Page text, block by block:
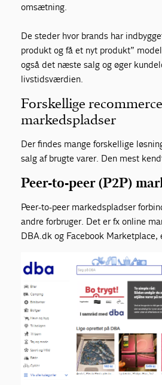
omsætning.
De steder hvor brands har
produkt og få et nyt produkt”
også det næste salg og øger
livstidsværdien.
Forskellige recommerce
markedspladser
Der findes mange forskellige
salg af brugte varer. Den mest
Peer-to-peer (P2P)
Peer-to-peer markedspladser
andre forbruger. Det er fx online
DBA.dk og Facebook Marketplace,